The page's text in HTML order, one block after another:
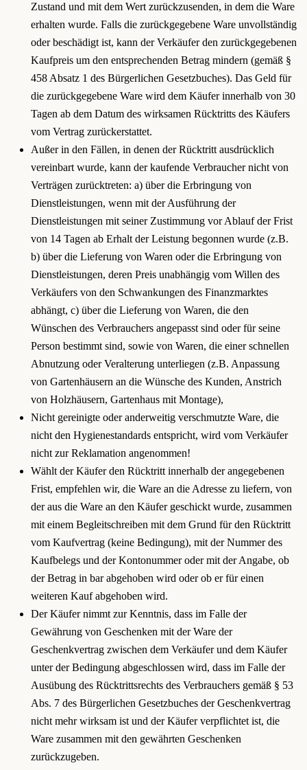
Zustand und mit dem Wert zurückzusenden, in dem die Ware
erhalten wurde. Falls die zurückgegebene Ware unvollständig
oder beschädigt ist, kann der Verkäufer den zurückgegebenen
Kaufpreis um den entsprechenden Betrag mindern (gemäß §
458 Absatz 1 des Bürgerlichen Gesetzbuches). Das Geld für
die zurückgegebene Ware wird dem Käufer innerhalb von 30
Tagen ab dem Datum des wirksamen Rücktritts des Käufers
vom Vertrag zurückerstattet.
Außer in den Fällen, in denen der Rücktritt ausdrücklich
vereinbart wurde, kann der kaufende Verbraucher nicht von
Verträgen zurücktreten: a) über die Erbringung von
Dienstleistungen, wenn mit der Ausführung der
Dienstleistungen mit seiner Zustimmung vor Ablauf der Frist
von 14 Tagen ab Erhalt der Leistung begonnen wurde (z.B.
b) über die Lieferung von Waren oder die Erbringung von
Dienstleistungen, deren Preis unabhängig vom Willen des
Verkäufers von den Schwankungen des Finanzmarktes
abhängt, c) über die Lieferung von Waren, die den
Wünschen des Verbrauchers angepasst sind oder für seine
Person bestimmt sind, sowie von Waren, die einer schnellen
Abnutzung oder Veralterung unterliegen (z.B. Anpassung
von Gartenhäusern an die Wünsche des Kunden, Anstrich
von Holzhäusern, Gartenhaus mit Montage),
Nicht gereinigte oder anderweitig verschmutzte Ware, die
nicht den Hygienestandards entspricht, wird vom Verkäufer
nicht zur Reklamation angenommen!
Wählt der Käufer den Rücktritt innerhalb der angegebenen
Frist, empfehlen wir, die Ware an die Adresse zu liefern, von
der aus die Ware an den Käufer geschickt wurde, zusammen
mit einem Begleitschreiben mit dem Grund für den Rücktritt
vom Kaufvertrag (keine Bedingung), mit der Nummer des
Kaufbelegs und der Kontonummer oder mit der Angabe, ob
der Betrag in bar abgehoben wird oder ob er für einen
weiteren Kauf abgehoben wird.
Der Käufer nimmt zur Kenntnis, dass im Falle der
Gewährung von Geschenken mit der Ware der
Geschenkvertrag zwischen dem Verkäufer und dem Käufer
unter der Bedingung abgeschlossen wird, dass im Falle der
Ausübung des Rücktrittsrechts des Verbrauchers gemäß § 53
Abs. 7 des Bürgerlichen Gesetzbuches der Geschenkvertrag
nicht mehr wirksam ist und der Käufer verpflichtet ist, die
Ware zusammen mit den gewährten Geschenken
zurückzugeben.